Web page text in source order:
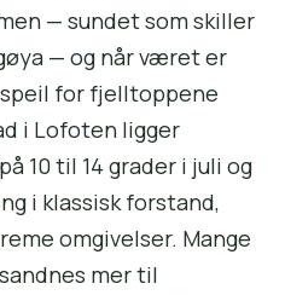
— sundet som skiller
— og når været er
for fjelltoppene
i Lofoten ligger
10 til 14 grader i juli og
i klassisk forstand,
omgivelser. Mange
mer til